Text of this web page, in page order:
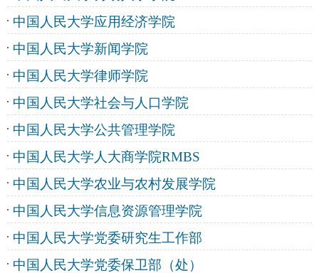
中国人民大学应用经济学院
中国人民大学新闻学院
中国人民大学律师学院
中国人民大学社会与人口学院
中国人民大学公共管理学院
中国人民大学人大商学院RMBS
中国人民大学农业与农村发展学院
中国人民大学信息资源管理学院
中国人民大学党委研究生工作部
中国人民大学党委保卫部（处）